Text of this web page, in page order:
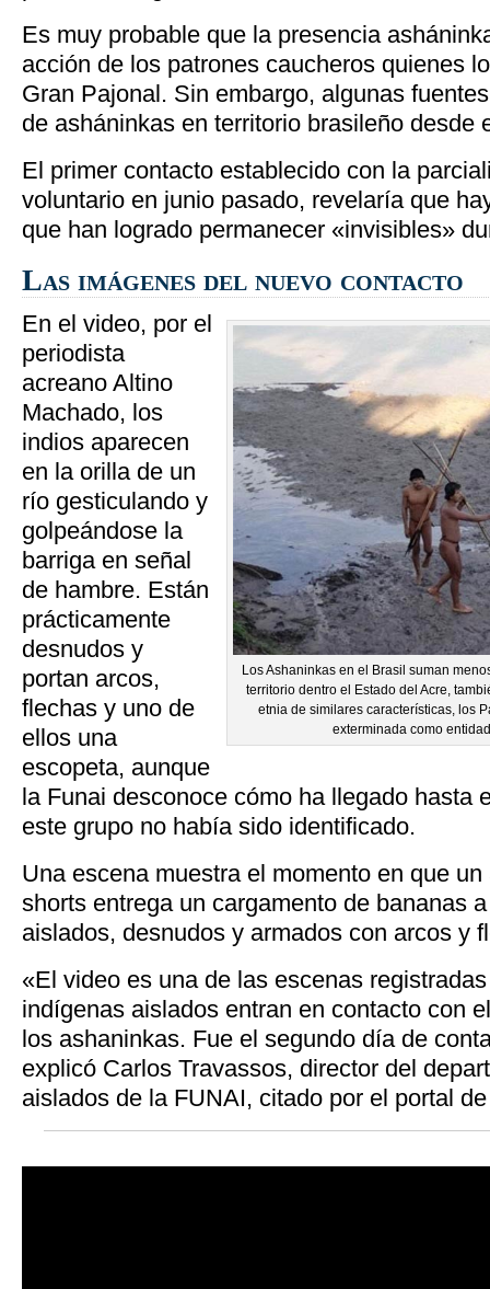
Es muy probable que la presencia
acción de los patrones caucheros quienes
Gran Pajonal. Sin embargo, algunas
de asháninkas en territorio brasileño desde
El primer contacto establecido con la
voluntario en junio pasado, revelaría que
que han logrado permanecer «invisibles»
Las imágenes del nuevo contacto
Los Ashaninkas en el Brasil suman
territorio dentro el Estado del Acre,
etnia de similares características, los
exterminada como
En el video, por el
periodista
acreano Altino
Machado, los
indios aparecen
en la orilla de un
río gesticulando y
golpeándose la
barriga en señal
de hambre. Están
prácticamente
desnudos y
portan arcos,
flechas y uno de
ellos una
escopeta, aunque
la Funai desconoce cómo ha llegado hasta
este grupo no había sido identificado.
Una escena muestra el momento en que
shorts entrega un cargamento de bananas
aislados, desnudos y armados con arcos y
«El video es una de las escenas
indígenas aislados entran en contacto con
los ashaninkas. Fue el segundo día de
explicó Carlos Travassos, director del
aislados de la FUNAI, citado por el portal